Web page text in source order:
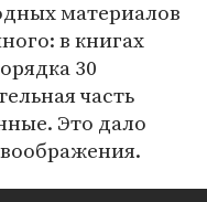
материалов
в книгах
30
часть
Это дало